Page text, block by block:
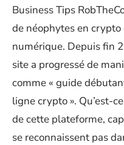
Business Tips
de néophytes en
numérique. Depuis fin
site a progressé de
comme « guide
ligne crypto ». Qu’est-
de cette plateforme,
se reconnaissent pas